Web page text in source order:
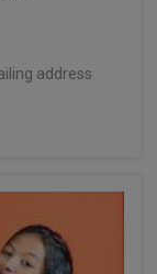
address